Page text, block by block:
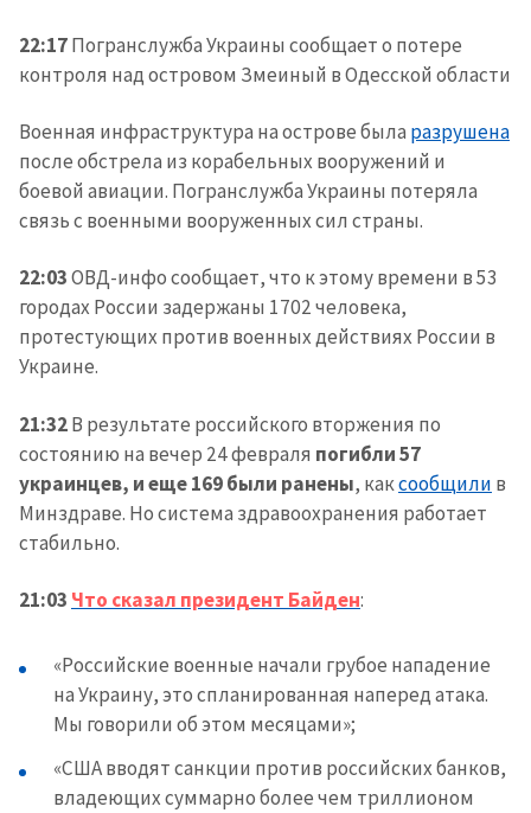
în Română in English
22:17Погранслужба Украины сообщает о потере
контроля над островом Змеиный в Одесской области
Военная инфраструктура на острове была разрушена
после обстрела из корабельных вооружений и
боевой авиации. Погранслужба Украины потеряла
связь с военными вооруженных сил страны.
22:03ОВД-инфо сообщает, что к этому времени в 53
городах России задержаны 1702 человека,
протестующих против военных действиях России в
Украине.
21:32В результате российского вторжения по
состоянию на вечер 24 февраля погибли 57
украинцев, и еще 169 были ранены, каксообщили в
Минздраве. Но система здравоохранения работает
стабильно.
21:03 Что сказал президент Байден:
«Российские военные начали грубое нападение
на Украину, это спланированная наперед атака.
Мы говорили об этом месяцами»;
«США вводят санкции против российских банков,
владеющих суммарно более чем триллионом